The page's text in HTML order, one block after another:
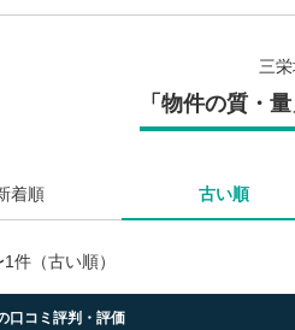
三
「物件の質・
着順 古い順
1件（古い順）
口コミ評判・評価